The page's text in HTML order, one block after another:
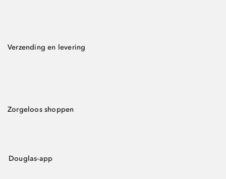
Verzending en levering
Zorgeloos shoppen
Douglas-app